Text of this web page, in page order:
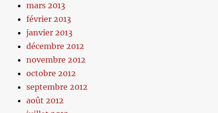
mars 2013
février 2013
janvier 2013
décembre 2012
novembre 2012
octobre 2012
septembre 2012
août 2012